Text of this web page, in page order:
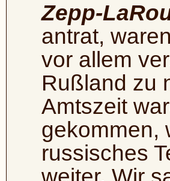
Zepp-
antrat,
vor allem
Rußland zu
Amtszeit
gekommen,
russisches